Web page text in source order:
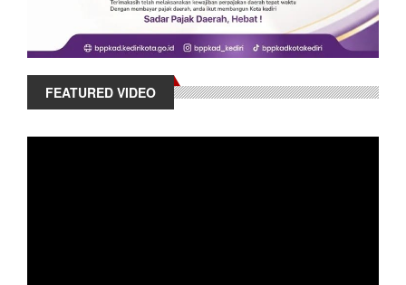
FEATURED VIDEO